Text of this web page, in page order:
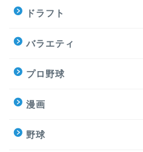
ドラフト
バラエティ
プロ野球
漫画
野球